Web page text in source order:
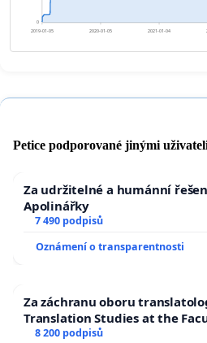
0
2019-01-05 2020-01-05 2021-01-04
Petice podporované jinými
Za udržitelné a humánní
Apolinářky
7 490 podpisů
Oznámení o transparentnosti
Za záchranu oboru
Translation Studies at the
University
8 200 podpisů